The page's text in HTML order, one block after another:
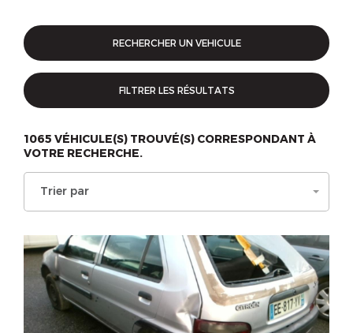
RECHERCHER UN VEHICULE
FILTRER LES RÉSULTATS
1065 VÉHICULE(S) TROUVÉ(S) CORRESPONDANT À
VOTRE RECHERCHE.
Trier par